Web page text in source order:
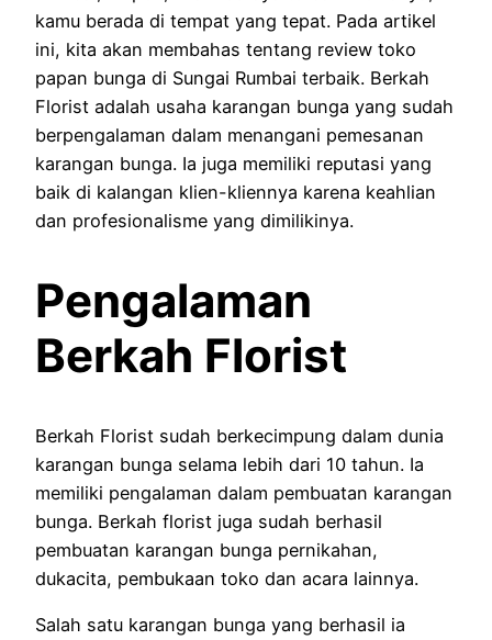
kamu berada di tempat yang tepat. Pada artikel
ini, kita akan membahas tentang review toko
papan bunga di Sungai Rumbai terbaik. Berkah
Florist adalah usaha karangan bunga yang sudah
berpengalaman dalam menangani pemesanan
karangan bunga. Ia juga memiliki reputasi yang
baik di kalangan klien-kliennya karena keahlian
dan profesionalisme yang dimilikinya.
Pengalaman
Berkah Florist
Berkah Florist sudah berkecimpung dalam dunia
karangan bunga selama lebih dari 10 tahun. Ia
memiliki pengalaman dalam pembuatan karangan
bunga. Berkah florist juga sudah berhasil
pembuatan karangan bunga pernikahan,
dukacita, pembukaan toko dan acara lainnya.
Salah satu karangan bunga yang berhasil ia